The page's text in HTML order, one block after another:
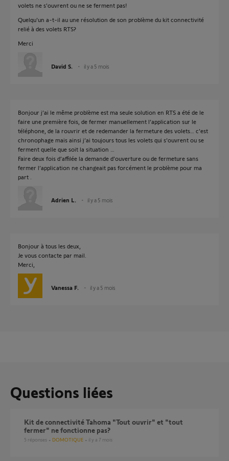
volets ne s'ouvrent ou ne se ferment pas!
Quelqu'un a-t-il au une résolution de son problème du kit connectivité
relié à des volets RTS?
Merci
David S. il y a 5 mois
Bonjour j’ai le même problème est ma seule solution en RTS a été de le
faire une première fois, de fermer manuellement l’application sur le
téléphone, de la rouvrir et de redemander la fermeture des volets… c’est
chronophage mais ainsi j’ai toujours tous les volets qui s’ouvrent ou se
ferment quelle que soit la situation …
Faire deux fois d’affilée la demande d’ouverture ou de fermeture sans
fermer l’application ne changeait pas forcément le problème pour ma
part .
Adrien L. il y a 5 mois
Bonjour à tous les deux,
Je vous contacte par mail.
Merci,
Vanessa F. il y a 5 mois
Questions liées
Kit de connectivité Tahoma "Tout ouvrir" et "tout
fermer" ne fonctionne pas?
5 réponses DOMOTIQUE il y a 7 mois